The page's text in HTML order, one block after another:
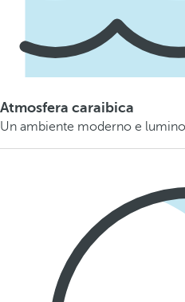
Atmosfera caraibica
Un ambiente moderno e